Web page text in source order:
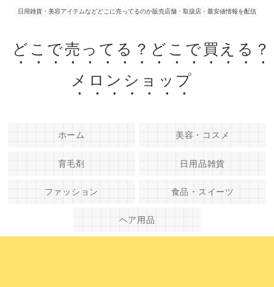
日用雑貨・美容アイテムなどどこに売ってるのか販売店舗・取扱店・最安値情報を配信
どこで売ってる？どこで買える？
メロンショップ
ホーム 美容・コスメ
育毛剤 日用品雑貨
ファッション 食品・スイーツ
ヘア用品